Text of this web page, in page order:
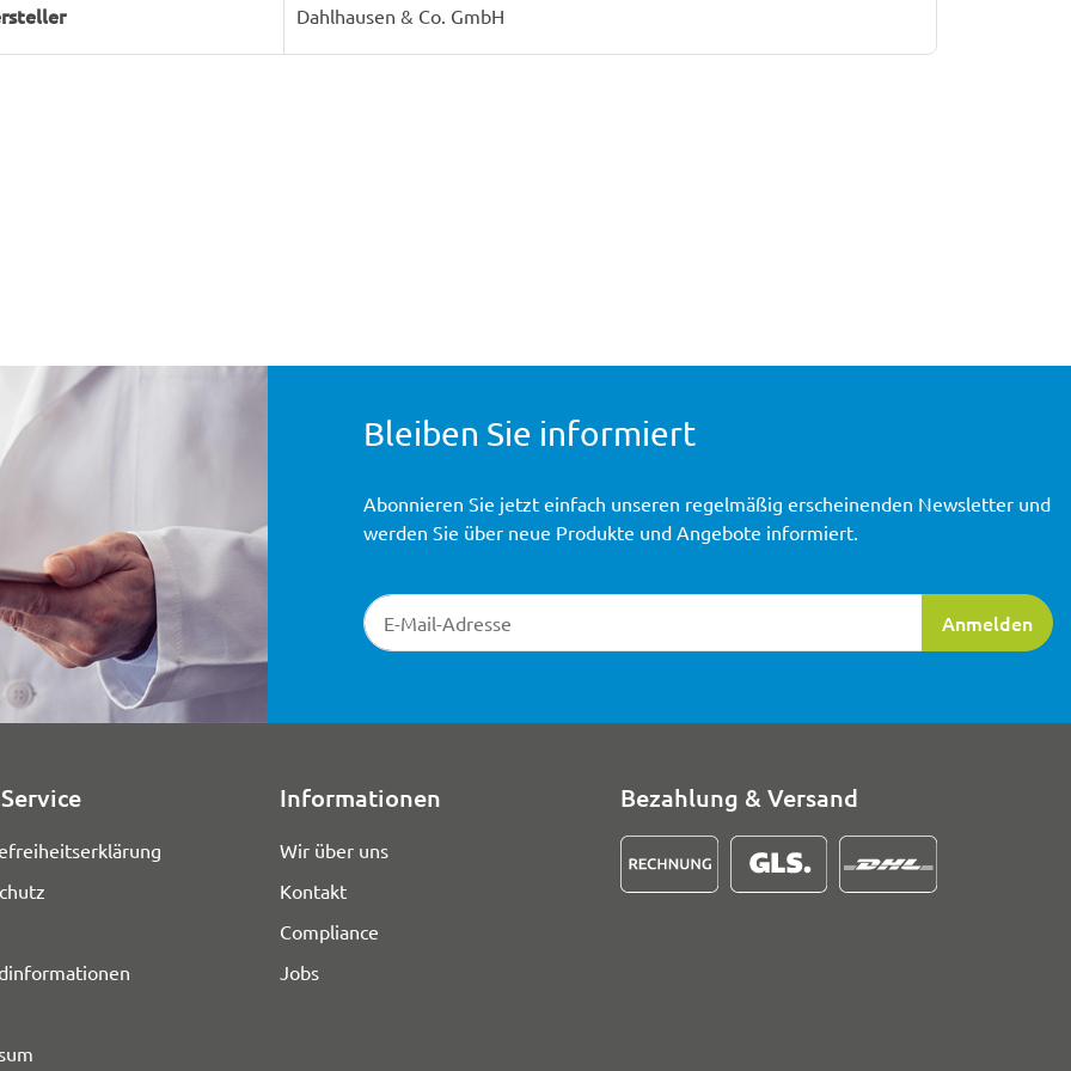
Dahlhausen & Co. GmbH
Bleiben Sie informiert
Newsletter-Registrierung
Anmelden
Abonnieren Sie jetzt einfach unseren regelmäßig erscheinenden Newsletter und
werden Sie über neue Produkte und Angebote informiert.
Informationen
Wir über uns
Kontakt
Compliance
Jobs
Bezahlung & Versand